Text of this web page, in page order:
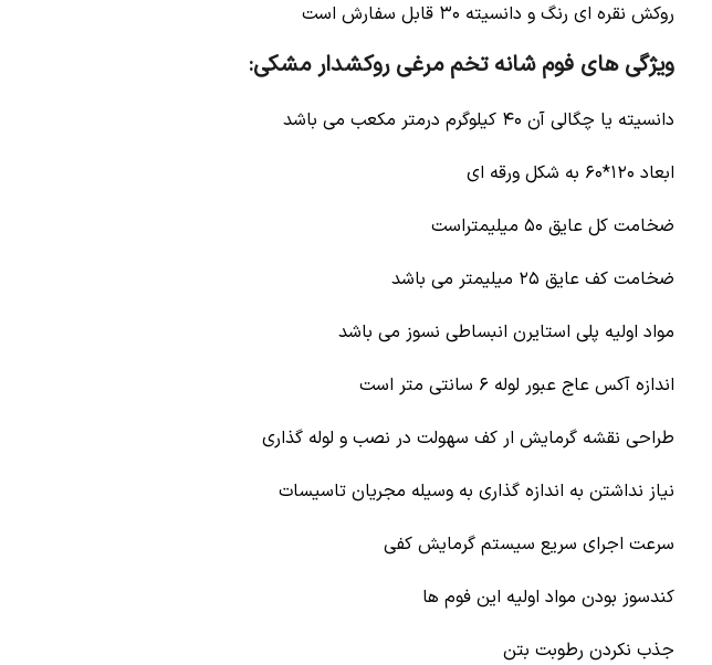
روکش نقره ای رنگ و دانسیته ۳۰ قابل سفارش است
ویژگی های فوم شانه تخم مرغی روکشدار مشکی:
دانسیته یا چگالی آن ۴۰ کیلوگرم درمتر مکعب می باشد
ابعاد ۱۲۰*۶۰ به شکل ورقه ای
ضخامت کل عایق ۵۰ میلیمتراست
ضخامت کف عایق ۲۵ میلیمتر می باشد
مواد اولیه پلی استایرن انبساطی نسوز می باشد
اندازه آکس عاج عبور لوله ۶ سانتی متر است
طراحی نقشه گرمایش ار کف سهولت در نصب و لوله گذاری
نیاز نداشتن به اندازه گذاری به وسیله مجریان تاسیسات
سرعت اجرای سریع سیستم گرمایش کفی
کندسوز بودن مواد اولیه این فوم ها
جذب نکردن رطوبت بتن